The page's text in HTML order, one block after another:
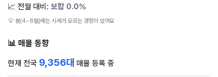
📈 전월 대비: 보합 0.0%
💡 봄(4~6월)에는 시세가 오르는 경향이 있어요
📊 매물 동향
현재 전국 9,356대 매물 등록 중